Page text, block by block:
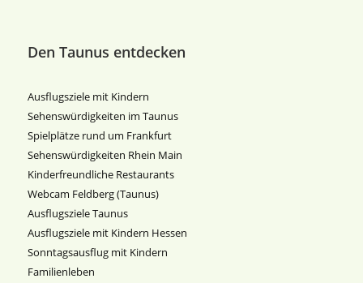
Den Taunus entdecken
Ausflugsziele mit Kindern
Sehenswürdigkeiten im Taunus
Spielplätze rund um Frankfurt
Sehenswürdigkeiten Rhein Main
Kinderfreundliche Restaurants
Webcam Feldberg (Taunus)
Ausflugsziele Taunus
Ausflugsziele mit Kindern Hessen
Sonntagsausflug mit Kindern
Familienleben